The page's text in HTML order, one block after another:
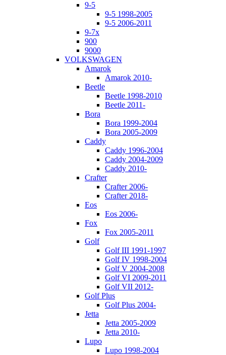
9-5
9-5 1998-2005
9-5 2006-2011
9-7x
900
9000
VOLKSWAGEN
Amarok
Amarok 2010-
Beetle
Beetle 1998-2010
Beetle 2011-
Bora
Bora 1999-2004
Bora 2005-2009
Caddy
Caddy 1996-2004
Caddy 2004-2009
Caddy 2010-
Crafter
Crafter 2006-
Crafter 2018-
Eos
Eos 2006-
Fox
Fox 2005-2011
Golf
Golf III 1991-1997
Golf IV 1998-2004
Golf V 2004-2008
Golf VI 2009-2011
Golf VII 2012-
Golf Plus
Golf Plus 2004-
Jetta
Jetta 2005-2009
Jetta 2010-
Lupo
Lupo 1998-2004